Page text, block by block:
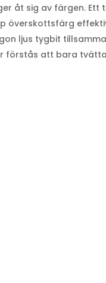
åt sig av färgen. Ett
överskottsfärg
ljus tygbit
förstås att bara